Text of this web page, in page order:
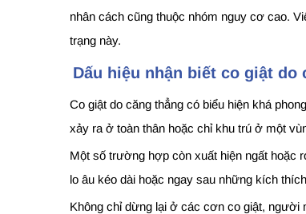
nhân cách cũng thuộc nhóm nguy cơ cao.
trạng này.
Dấu hiệu nhận biết co giật do
Co giật do căng thẳng có biểu hiện khá
xảy ra ở toàn thân hoặc chỉ khu trú ở một
Một số trường hợp còn xuất hiện ngất hoặc
lo âu kéo dài hoặc ngay sau những kích
Không chỉ dừng lại ở các cơn co giật, người